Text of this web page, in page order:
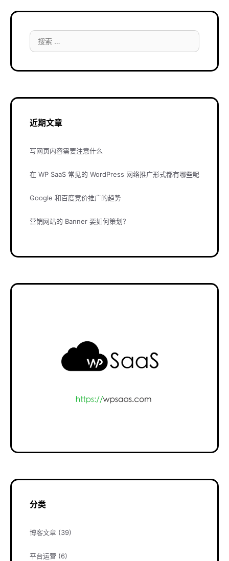
搜
索：
近期文章
写网页内容需要注意什么
在 WP SaaS 常见的 WordPress 网络推广形式都有哪些呢
Google 和百度竞价推广的趋势
营销网站的 Banner 要如何策划？
分类
博客文章 (39)
平台运营 (6)